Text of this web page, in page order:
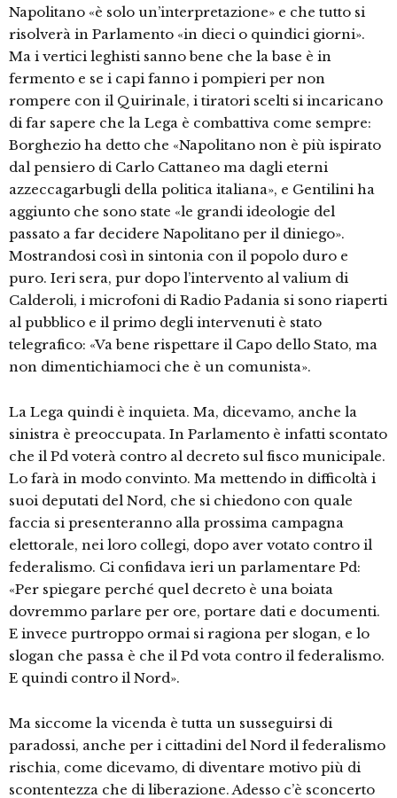
Napolitano «è solo un’interpretazione» e che tutto si
risolverà in Parlamento «in dieci o quindici giorni».
Ma i vertici leghisti sanno bene che la base è in
fermento e se i capi fanno i pompieri per non
rompere con il Quirinale, i tiratori scelti si incaricano
di far sapere che la Lega è combattiva come sempre:
Borghezio ha detto che «Napolitano non è più ispirato
dal pensiero di Carlo Cattaneo ma dagli eterni
azzeccagarbugli della politica italiana», e Gentilini ha
aggiunto che sono state «le grandi ideologie del
passato a far decidere Napolitano per il diniego».
Mostrandosi così in sintonia con il popolo duro e
puro. Ieri sera, pur dopo l’intervento al valium di
Calderoli, i microfoni di Radio Padania si sono riaperti
al pubblico e il primo degli intervenuti è stato
telegrafico: «Va bene rispettare il Capo dello Stato, ma
non dimentichiamoci che è un comunista».
La Lega quindi è inquieta. Ma, dicevamo, anche la
sinistra è preoccupata. In Parlamento è infatti scontato
che il Pd voterà contro al decreto sul fisco municipale.
Lo farà in modo convinto. Ma mettendo in difficoltà i
suoi deputati del Nord, che si chiedono con quale
faccia si presenteranno alla prossima campagna
elettorale, nei loro collegi, dopo aver votato contro il
federalismo. Ci confidava ieri un parlamentare Pd:
«Per spiegare perché quel decreto è una boiata
dovremmo parlare per ore, portare dati e documenti.
E invece purtroppo ormai si ragiona per slogan, e lo
slogan che passa è che il Pd vota contro il federalismo.
E quindi contro il Nord».
Ma siccome la vicenda è tutta un susseguirsi di
paradossi, anche per i cittadini del Nord il federalismo
rischia, come dicevamo, di diventare motivo più di
scontentezza che di liberazione. Adesso c’è sconcerto